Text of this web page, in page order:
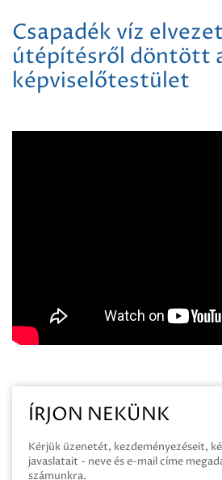
Csapadék víz
útépítésről döntött
képviselőtestület
ÍRJON NEKÜNK
Kérjük üzenetét, kezdeményezéseit,
javaslatait - neve és e-mail címe
számunkra.